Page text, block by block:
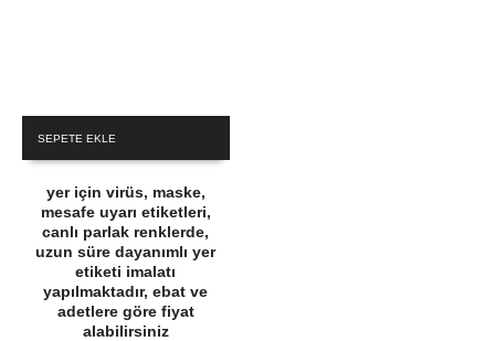
SEPETE EKLE
yer için virüs, maske,
mesafe uyarı etiketleri,
canlı parlak renklerde,
uzun süre dayanımlı yer
etiketi imalatı
yapılmaktadır, ebat ve
adetlere göre fiyat
alabilirsiniz